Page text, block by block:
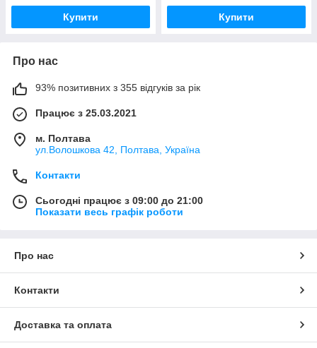
Купити Купити
Про нас
93% позитивних з 355 відгуків за рік
Працює з 25.03.2021
м. Полтава
ул.Волошкова 42, Полтава, Україна
Контакти
Сьогодні працює з 09:00 до 21:00
Показати весь графік роботи
Про нас
Контакти
Доставка та оплата